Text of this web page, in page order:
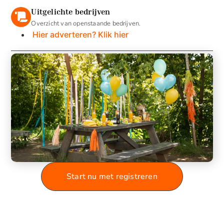
Uitgelichte bedrijven
Overzicht van openstaande bedrijven.
Hier adverteren? Klik hier
Start nu met registreren